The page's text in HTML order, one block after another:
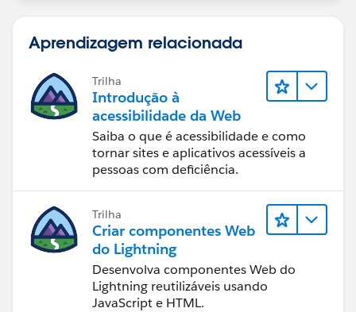
Aprendizagem relacionada
Trilha
Introdução à
acessibilidade da Web
Saiba o que é acessibilidade e como
tornar sites e aplicativos acessíveis a
pessoas com deficiência.
Trilha
Criar componentes Web
do Lightning
Desenvolva componentes Web do
Lightning reutilizáveis usando
JavaScript e HTML.